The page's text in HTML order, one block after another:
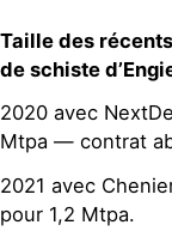
Taille des
de schiste
2020 avec
Mtpa — contrat
2021 avec
pour 1,2 Mtpa.